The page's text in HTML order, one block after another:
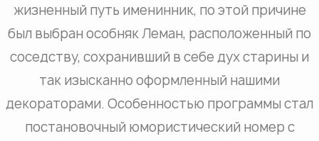
жизненный путь именинник, по этой причине
был выбран особняк Леман, расположенный по
соседству, сохранивший в себе дух старины и
так изысканно оформленный нашими
декораторами. Особенностью программы стал
постановочный юмористический номер с